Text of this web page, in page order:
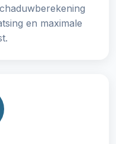
en maximale